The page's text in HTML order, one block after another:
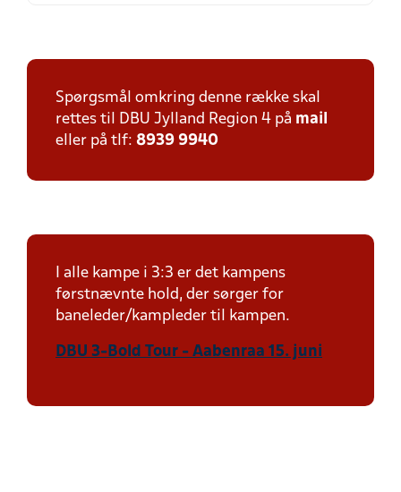
Spørgsmål omkring denne række skal
rettes til DBU Jylland Region 4 på mail
eller på tlf: 8939 9940
I alle kampe i 3:3 er det kampens
førstnævnte hold, der sørger for
baneleder/kampleder til kampen.
DBU 3-Bold Tour - Aabenraa 15. juni